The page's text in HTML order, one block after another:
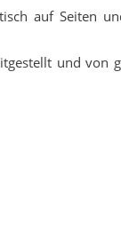
auf Seiten
und von